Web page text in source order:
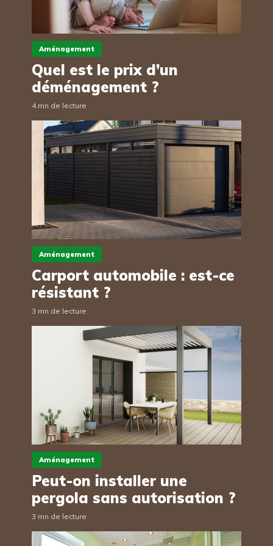
Aménagement
Quel est le prix d’un
déménagement ?
4 mn de lecture
Aménagement
Carport automobile : est-ce
résistant ?
3 mn de lecture
Aménagement
Peut-on installer une
pergola sans autorisation ?
3 mn de lecture